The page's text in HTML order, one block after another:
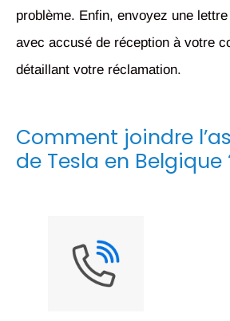
problème. Enfin, envoyez une
avec accusé de réception à votre
détaillant votre réclamation.
Comment joindre
de Tesla en Belgique